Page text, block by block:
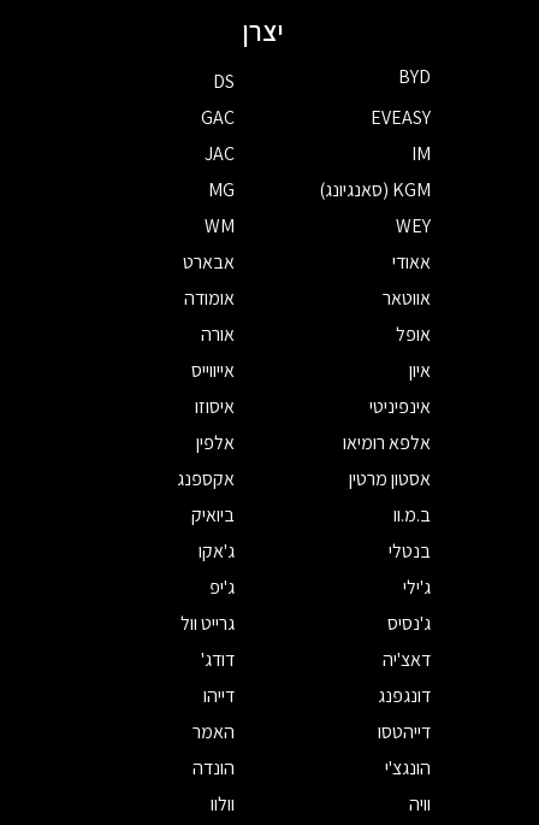
יצרן
BYD
DS
EVEASY
GAC
IM
JAC
KGM (סאנגיונג)
MG
WEY
WM
אאודי
אבארט
אווטאר
אומודה
אופל
אורה
איון
אייווייס
אינפיניטי
איסוזו
אלפא רומיאו
אלפין
אסטון מרטין
אקספנג
ב.מ.וו
ביואיק
בנטלי
ג'אקו
ג'ילי
ג'יפ
ג'נסיס
גרייט וול
דאצ'יה
דודג'
דונגפנג
דייהו
דייהטסו
האמר
הונגצ'י
הונדה
וויה
וולוו